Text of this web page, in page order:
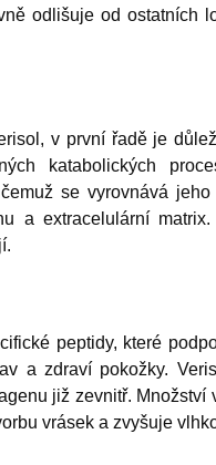
odlišuje od ostatních
v první řadě je
katabolických
se vyrovnává
a extracelulární
peptidy, které
a zdraví pokožky.
již zevnitř. Množství
vrásek a zvyšuje